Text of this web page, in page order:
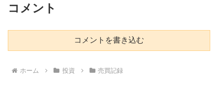
コメント
コメントを書き込む
ホーム 投資 売買記録